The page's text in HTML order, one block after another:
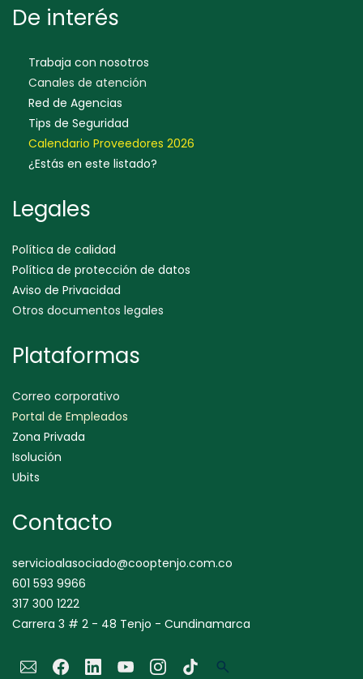
De interés
Trabaja con nosotros
Canales de atención
Red de Agencias
Tips de Seguridad
Calendario Proveedores 2026
¿Estás en este listado?
Legales
Política de calidad
Política de protección de datos
Aviso de Privacidad
Otros documentos legales
Plataformas
Correo corporativo
Portal de Empleados
Zona Privada
Isolución
Ubits
Contacto
servicioalasociado@cooptenjo.com.co
601 593 9966
317 300 1222
Carrera 3 # 2 - 48 Tenjo - Cundinamarca